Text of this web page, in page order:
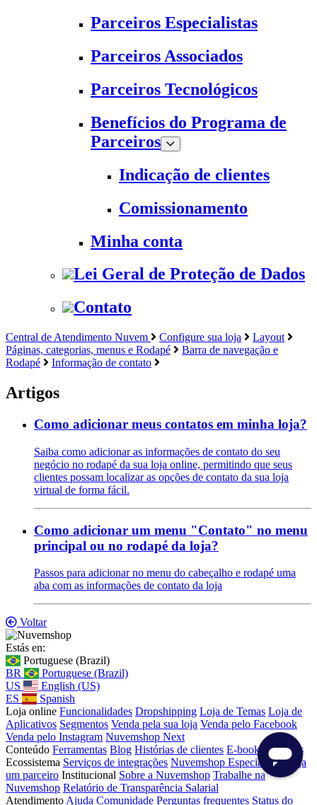
Parceiros Especialistas
Parceiros Associados
Parceiros Tecnológicos
Benefícios do Programa de
Parceiros
Indicação de clientes
Comissionamento
Minha conta
Lei Geral de Proteção de Dados
Contato
Central de Atendimento Nuvem Configure sua loja
Layout
Páginas, categorias, menus e Rodapé
Barra de navegação e
Rodapé
Informação de contato
Artigos
Como adicionar meus contatos em minha loja?
Saiba como adicionar as informações de contato do seu
negócio no rodapé da sua loja online, permitindo que seus
clientes possam localizar as opções de contato da sua loja
virtual de forma fácil.
Como adicionar um menu "Contato" no menu
principal ou no rodapé da loja?
Passos para adicionar no menu do cabeçalho e rodapé uma
aba com as informações de contato da loja
Voltar
Estás en:
Portuguese (Brazil)
BR
Portuguese (Brazil)
US
English (US)
ES
Spanish
Loja online Funcionalidades Dropshipping Loja de Temas Loja de
Aplicativos Segmentos Venda pela sua loja Venda pelo Facebook
Venda pelo Instagram Nuvemshop Next
Conteúdo Ferramentas Blog Histórias de clientes E-books
Banners
Ecossistema Serviços de integrações Nuvemshop Especialistas Seja
um parceiro Institucional Sobre a Nuvemshop Trabalhe na
Nuvemshop Relatório de Transparência Salarial
Atendimento Ajuda Comunidade Perguntas frequentes Status do